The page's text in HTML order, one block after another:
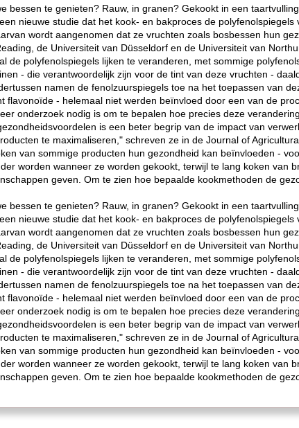
bessen te genieten? Rauw, in granen? Gekookt in een
nieuwe studie dat het kook- en bakproces de polyfenolspiegels
wordt aangenomen dat ze vruchten zoals bosbessen hun
de Universiteit van Düsseldorf en de Universiteit van
de polyfenolspiegels lijken te veranderen, met sommige
- die verantwoordelijk zijn voor de tint van deze vruchten -
namen de fenolzuurspiegels toe na het toepassen van
flavonoïde - helemaal niet werden beïnvloed door een van de
onderzoek nodig is om te bepalen hoe precies deze
is een beter begrip van de impact van
te maximaliseren," schreven ze in de Journal of
van sommige producten hun gezondheid kan beïnvloeden -
worden wanneer ze worden gekookt, terwijl te lang koken van
geven. Om te zien hoe bepaalde kookmethoden de
bessen te genieten? Rauw, in granen? Gekookt in een
nieuwe studie dat het kook- en bakproces de polyfenolspiegels
wordt aangenomen dat ze vruchten zoals bosbessen hun
de Universiteit van Düsseldorf en de Universiteit van
de polyfenolspiegels lijken te veranderen, met sommige
- die verantwoordelijk zijn voor de tint van deze vruchten -
namen de fenolzuurspiegels toe na het toepassen van
flavonoïde - helemaal niet werden beïnvloed door een van de
onderzoek nodig is om te bepalen hoe precies deze
is een beter begrip van de impact van
te maximaliseren," schreven ze in de Journal of
van sommige producten hun gezondheid kan beïnvloeden -
worden wanneer ze worden gekookt, terwijl te lang koken van
geven. Om te zien hoe bepaalde kookmethoden de